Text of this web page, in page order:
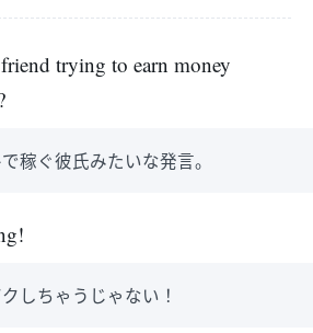
trying to earn money
稼ぐ彼氏みたいな発言。
しちゃうじゃない！